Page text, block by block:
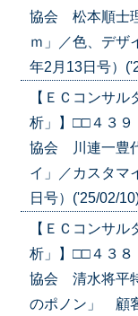
協会 松本順士
ｍ」／色、デザ
年2月13日号）
【ＥＣコンサ
析」】□□４３
協会 川連一豊
イ」／カスタマ
日号）('25/02/
【ＥＣコンサ
析」】□□４３
協会 清水将平
のポノン」 顧